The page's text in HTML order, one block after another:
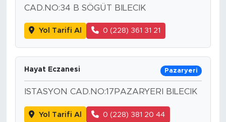
CAD.NO:34 B SÖGÜT BILECIK
Yol Tarifi Al 0 (228) 361 31 21
Hayat Eczanesi Pazaryeri
ISTASYON CAD.NO:17PAZARYERI BILECIK
Yol Tarifi Al 0 (228) 381 20 44